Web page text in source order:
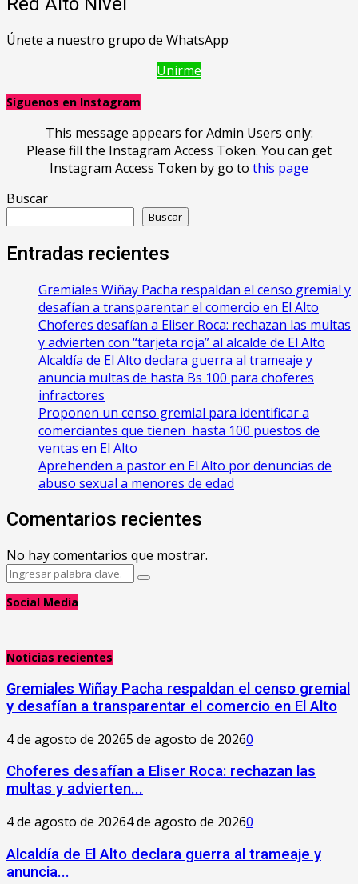
Únete a nuestro grupo de WhatsApp
Unirme
Síguenos en Instagram
This message appears for Admin Users only:
Please fill the Instagram Access Token. You can get
Instagram Access Token by go to this page
Buscar
Buscar
Entradas recientes
Gremiales Wiñay Pacha respaldan el censo gremial y
desafían a transparentar el comercio en El Alto
Choferes desafían a Eliser Roca: rechazan las multas
y advierten con “tarjeta roja” al alcalde de El Alto
‎Alcaldía de El Alto declara guerra al trameaje y
anuncia multas de hasta Bs 100 para choferes
infractores
Proponen un censo gremial para identificar a
comerciantes que tienen hasta 100 puestos de
ventas en El Alto
Aprehenden a pastor en El Alto por denuncias de
abuso sexual a menores de edad
Comentarios recientes
No hay comentarios que mostrar.
Search
Search
Social Media
Noticias recientes
Gremiales Wiñay Pacha respaldan el censo gremial
y desafían a transparentar el comercio en El Alto
4 de agosto de 20265 de agosto de 20260
Choferes desafían a Eliser Roca: rechazan las
multas y advierten...
4 de agosto de 20264 de agosto de 20260
‎Alcaldía de El Alto declara guerra al trameaje y
anuncia...